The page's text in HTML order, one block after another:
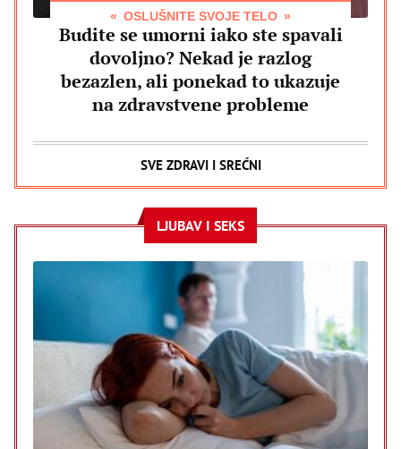
OSLUŠNITE SVOJE TELO
Budite se umorni iako ste spavali
dovoljno? Nekad je razlog
bezazlen, ali ponekad to ukazuje
na zdravstvene probleme
SVE ZDRAVI I SREĆNI
LJUBAV I SEKS